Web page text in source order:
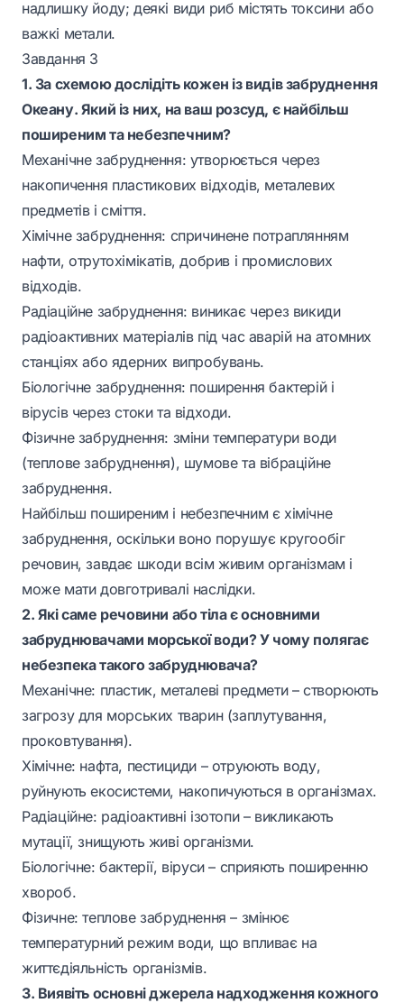
надлишку йоду; деякі види риб містять токсини або
важкі метали.
Завдання 3
1. За схемою дослідіть кожен із видів забруднення
Океану. Який із них, на ваш розсуд, є найбільш
поширеним та небезпечним?
Механічне забруднення: утворюється через
накопичення пластикових відходів, металевих
предметів і сміття.
Хімічне забруднення: спричинене потраплянням
нафти, отрутохімікатів, добрив і промислових
відходів.
Радіаційне забруднення: виникає через викиди
радіоактивних матеріалів під час аварій на атомних
станціях або ядерних випробувань.
Біологічне забруднення: поширення бактерій і
вірусів через стоки та відходи.
Фізичне забруднення: зміни температури води
(теплове забруднення), шумове та вібраційне
забруднення.
Найбільш поширеним і небезпечним є хімічне
забруднення, оскільки воно порушує кругообіг
речовин, завдає шкоди всім живим організмам і
може мати довготривалі наслідки.
2. Які саме речовини або тіла є основними
забруднювачами морської води? У чому полягає
небезпека такого забруднювача?
Механічне: пластик, металеві предмети – створюють
загрозу для морських тварин (заплутування,
проковтування).
Хімічне: нафта, пестициди – отруюють воду,
руйнують екосистеми, накопичуються в організмах.
Радіаційне: радіоактивні ізотопи – викликають
мутації, знищують живі організми.
Біологічне: бактерії, віруси – сприяють поширенню
хвороб.
Фізичне: теплове забруднення – змінює
температурний режим води, що впливає на
життєдіяльність організмів.
3. Виявіть основні джерела надходження кожного